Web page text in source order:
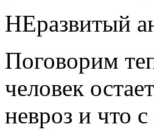
НЕразвитый
Поговорим
человек
невроз и что